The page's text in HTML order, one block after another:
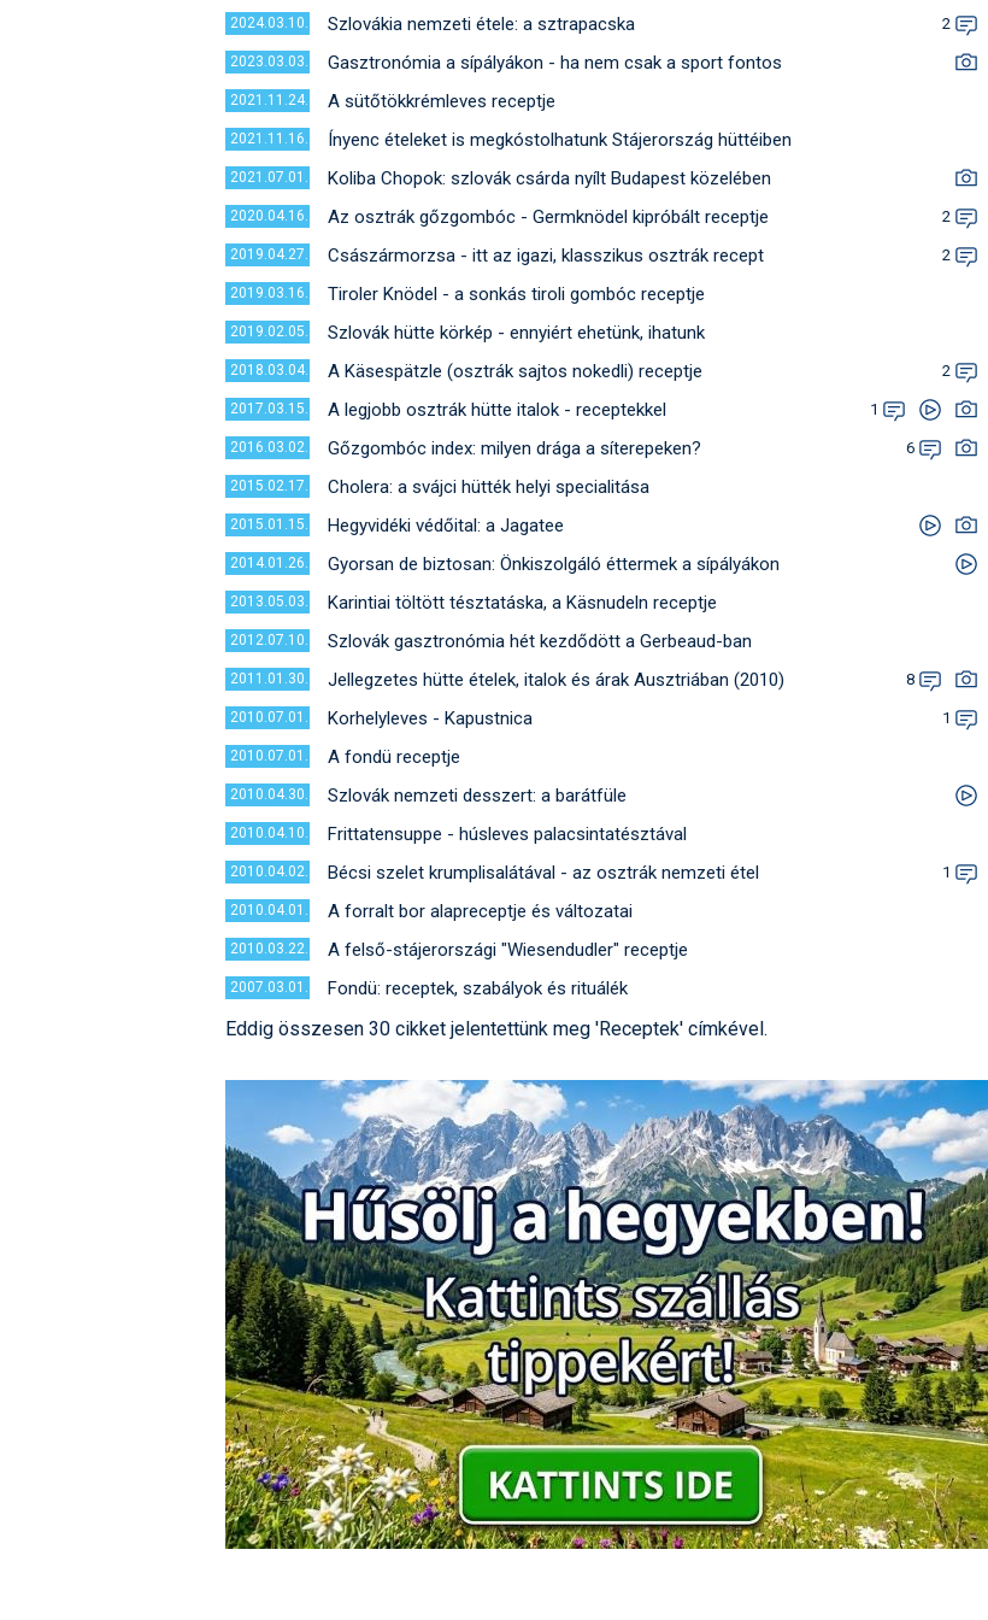
2024.03.10. Szlovákia nemzeti étele: a sztrapacska 2
2023.03.03. Gasztronómia a sípályákon - ha nem csak a sport fontos
2021.11.24. A sütőtökkrémleves receptje
2021.11.16. Ínyenc ételeket is megkóstolhatunk Stájerország hüttéiben
2021.07.01. Koliba Chopok: szlovák csárda nyílt Budapest közelében
2020.04.16. Az osztrák gőzgombóc - Germknödel kipróbált receptje 2
2019.04.27. Császármorzsa - itt az igazi, klasszikus osztrák recept 2
2019.03.16. Tiroler Knödel - a sonkás tiroli gombóc receptje
2019.02.05. Szlovák hütte körkép - ennyiért ehetünk, ihatunk
2018.03.04. A Käsespätzle (osztrák sajtos nokedli) receptje 2
2017.03.15. A legjobb osztrák hütte italok - receptekkel 1
2016.03.02. Gőzgombóc index: milyen drága a síterepeken? 6
2015.02.17. Cholera: a svájci hütték helyi specialitása
2015.01.15. Hegyvidéki védőital: a Jagatee
2014.01.26. Gyorsan de biztosan: Önkiszolgáló éttermek a sípályákon
2013.05.03. Karintiai töltött tésztatáska, a Käsnudeln receptje
2012.07.10. Szlovák gasztronómia hét kezdődött a Gerbeaud-ban
2011.01.30. Jellegzetes hütte ételek, italok és árak Ausztriában (2010) 8
2010.07.01. Korhelyleves - Kapustnica 1
2010.07.01. A fondü receptje
2010.04.30. Szlovák nemzeti desszert: a barátfüle
2010.04.10. Frittatensuppe - húsleves palacsintatésztával
2010.04.02. Bécsi szelet krumplisalátával - az osztrák nemzeti étel 1
2010.04.01. A forralt bor alapreceptje és változatai
2010.03.22. A felső-stájerországi "Wiesendudler" receptje
2007.03.01. Fondü: receptek, szabályok és rituálék
Eddig összesen 30 cikket jelentettünk meg 'Receptek' címkével.